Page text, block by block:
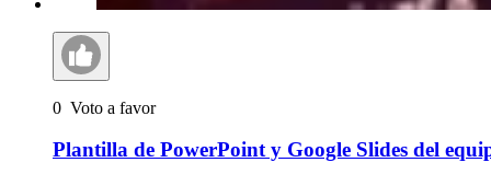
0 Voto a favor
Plantilla de PowerPoint y Google Slides del